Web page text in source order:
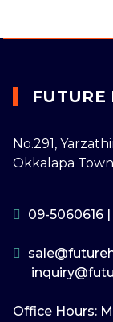
FUTURE
No.291,
Okkalapa
09-5060616
Office Hours: